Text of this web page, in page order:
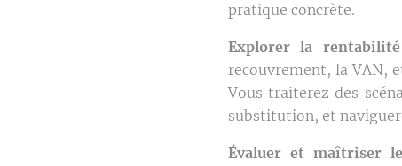
pratique concrète.
Explorer la
recouvrement, la VAN,
Vous traiterez des
substitution, et
Évaluer et maîtriser